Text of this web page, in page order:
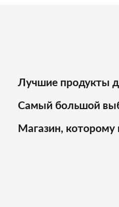
Лучшие продукты
Самый большой
Магазин, которому